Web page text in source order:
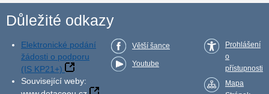
Důležité odkazy
Elektronické podání
žádosti o podporu
(IS KP21+)
Související weby:
Větší šance
Youtube
Prohlášení
o
přístupnosti
Mapa